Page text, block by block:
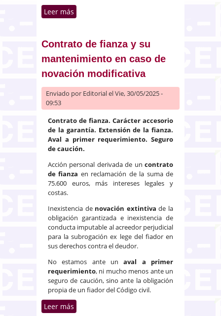
Leer más
Documentados
Contrato de fianza y su
mantenimiento en caso de
novación modificativa
Enviado por Editorialel Vie, 30/05/2025 -
09:53
Contrato de fianza. Carácter accesorio
de la garantía. Extensión de la fianza.
Aval a primer requerimiento. Seguro
de caución.
Acción personal derivada de un contrato
de fianza en reclamación de la suma de
75.600 euros, más intereses legales y
costas.
Inexistencia de novación extintiva de la
obligación garantizada e inexistencia de
conducta imputable al acreedor perjudicial
para la subrogación ex lege del fiador en
sus derechos contra el deudor.
No estamos ante unaval a primer
requerimiento, ni mucho menos ante un
seguro de caución, sino ante la obligación
propia de un fiador del Código civil.
Leer más